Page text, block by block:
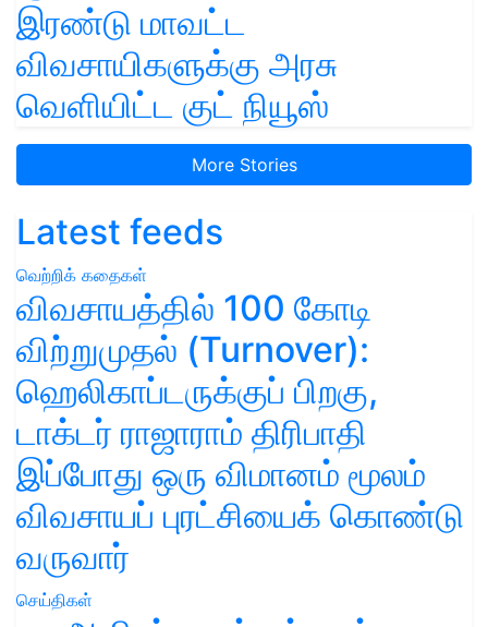
இரண்டு மாவட்ட
விவசாயிகளுக்கு அரசு
வெளியிட்ட குட் நியூஸ்
More Stories
Latest feeds
வெற்றிக் கதைகள்
விவசாயத்தில் 100 கோடி
விற்றுமுதல் (Turnover):
ஹெலிகாப்டருக்குப் பிறகு,
டாக்டர் ராஜாராம் திரிபாதி
இப்போது ஒரு விமானம் மூலம்
விவசாயப் புரட்சியைக் கொண்டு
வருவார்
செய்திகள்